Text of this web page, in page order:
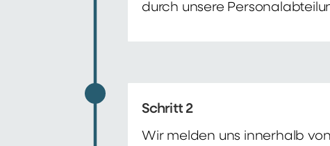
durch unsere
Schritt 2
Wir melden uns innerhalb